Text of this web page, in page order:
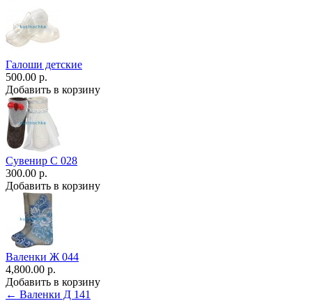
Галоши детские
500.00 р.
Добавить в корзину
Сувенир С 028
300.00 р.
Добавить в корзину
Валенки Ж 044
4,800.00 р.
Добавить в корзину
← Валенки Д 141